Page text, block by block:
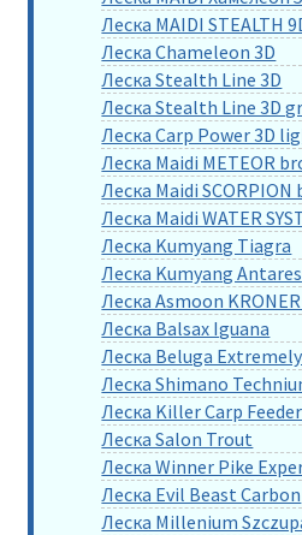
Леска MAIDI STEALTH
Леска Chameleon 3D
Леска Stealth Line 3D
Леска Stealth Line 3D
Леска Carp Power 3D
Леска Maidi METEOR
Леска Maidi SCORPION
Леска Maidi WATER
Леска Kumyang Tiagra
Леска Kumyang Antares
Леска Asmoon
Леска Balsax Iguana
Леска Beluga
Леска Shimano
Леска Killer Carp
Леска Salon Trout
Леска Winner Pike
Леска Evil Beast Carbon
Леска Millenium